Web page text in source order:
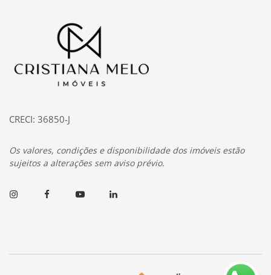
Página inicial
CRECI: 36850-J
Os valores, condições e disponibilidade dos imóveis estão
sujeitos a alterações sem aviso prévio.
InstagramFacebookYoutubeLinkedin